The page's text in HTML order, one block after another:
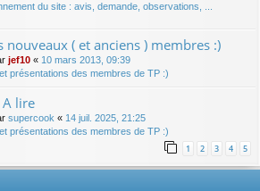
du site : avis, demande, observations, ...
nouveaux ( et anciens ) membres :)
jef10 « 10 mars 2013, 09:39
présentations des membres de TP :)
A lire
supercook « 14 juil. 2025, 21:25
présentations des membres de TP :)
1 2 3 4 5